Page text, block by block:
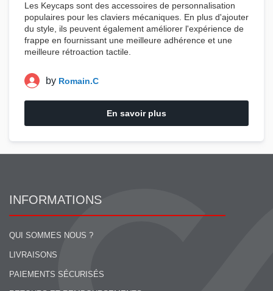
Les Keycaps sont des accessoires de personnalisation
populaires pour les claviers mécaniques . En plus d'ajouter
du style, ils peuvent également améliorer l'expérience de
frappe en fournissant une meilleure adhérence et une
meilleure rétroaction tactile.
by Romain.C
En savoir plus
INFORMATIONS
QUI SOMMES NOUS ?
LIVRAISONS
PAIEMENTS SÉCURISÉS